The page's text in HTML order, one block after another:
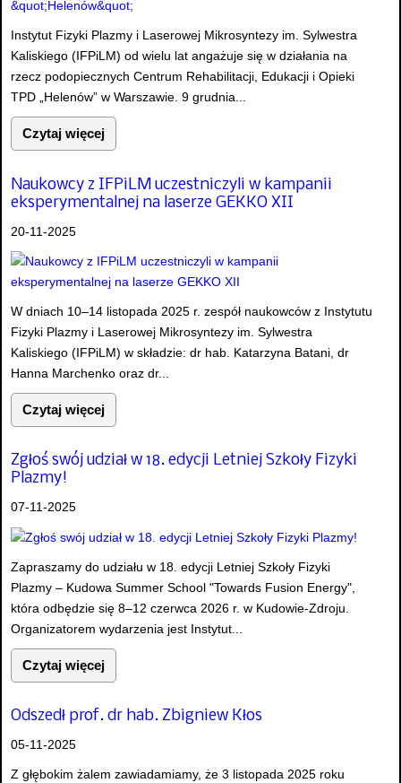
Instytut Fizyki Plazmy i Laserowej Mikrosyntezy im. Sylwestra
Kaliskiego (IFPiLM) od wielu lat angażuje się w działania na
rzecz podopiecznych Centrum Rehabilitacji, Edukacji i Opieki
TPD „Helenów” w Warszawie. 9 grudnia...
Czytaj więcej
Naukowcy z IFPiLM uczestniczyli w kampanii
eksperymentalnej na laserze GEKKO XII
20-11-2025
W dniach 10–14 listopada 2025 r. zespół naukowców z Instytutu
Fizyki Plazmy i Laserowej Mikrosyntezy im. Sylwestra
Kaliskiego (IFPiLM) w składzie: dr hab. Katarzyna Batani, dr
Hanna Marchenko oraz dr...
Czytaj więcej
Zgłoś swój udział w 18. edycji Letniej Szkoły Fizyki
Plazmy!
07-11-2025
Zapraszamy do udziału w 18. edycji Letniej Szkoły Fizyki
Plazmy – Kudowa Summer School "Towards Fusion Energy",
która odbędzie się 8–12 czerwca 2026 r. w Kudowie-Zdroju.
Organizatorem wydarzenia jest Instytut...
Czytaj więcej
Odszedł prof. dr hab. Zbigniew Kłos
05-11-2025
Z głębokim żalem zawiadamiamy, że 3 listopada 2025 roku